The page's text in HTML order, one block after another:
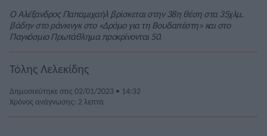
Ο Αλέξανδρος Παπαμιχαήλ βρίσκεται στην 38η θέση στα 35χλμ.
βάδην στο ράνκινγκ στο «Δρόμο για τη Βουδαπέστη» και στο
Παγκόσμιο Πρωτάθλημα προκρίνονται 50.
Τόλης Λελεκίδης
Δημοσιεύτηκε στις 02/01/2023 • 14:32
Χρόνος ανάγνωσης: 2 λεπτά